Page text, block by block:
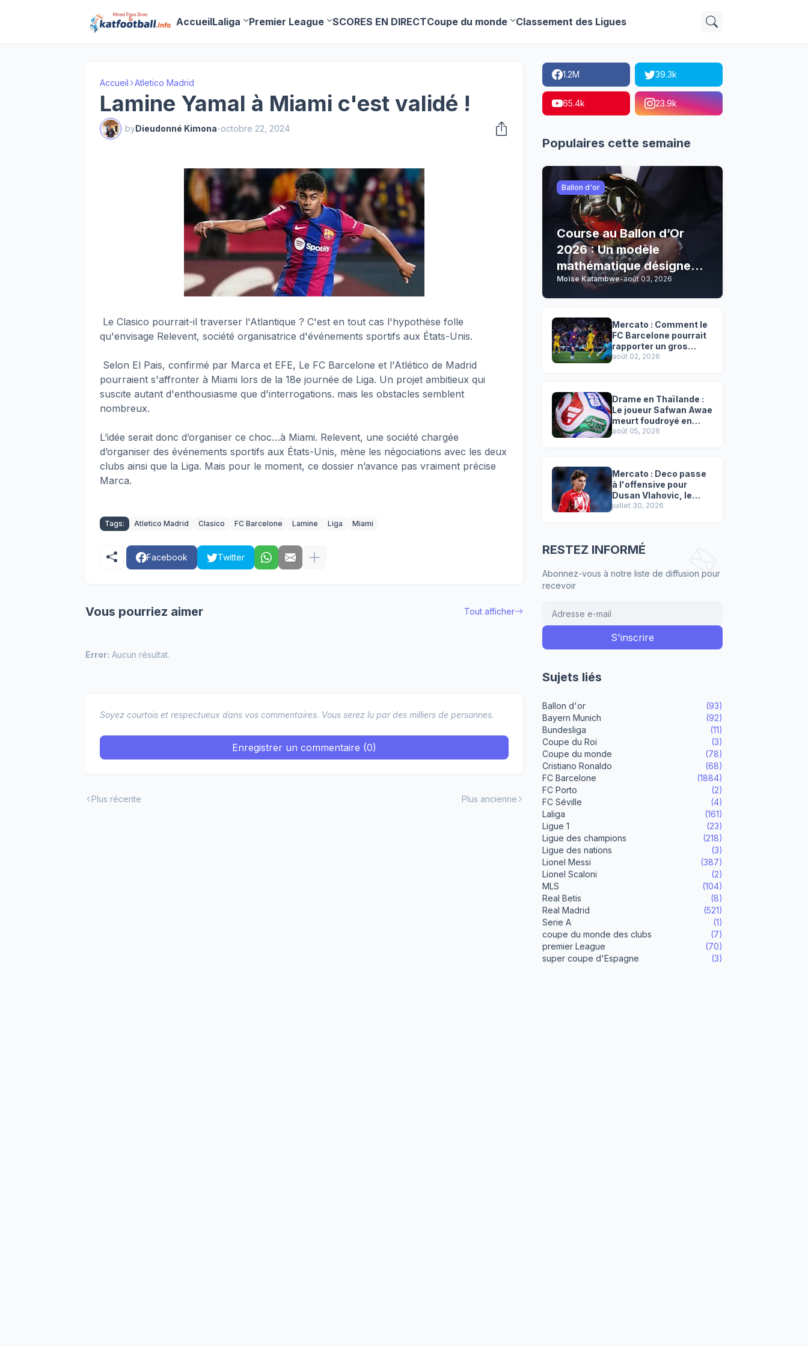
AccueilLaliga Premier League SCORES EN DIRECTCoupe du monde Classement des Ligues
Accueil Atletico Madrid
Lamine Yamal à Miami c'est validé !
byDieudonné Kimona-octobre 22, 2024
Le Clasico pourrait-il traverser l'Atlantique ? C'est en tout cas l'hypothèse folle
qu'envisage Relevent, société organisatrice d'événements sportifs aux États-Unis.
Selon El Pais, confirmé par Marca et EFE, Le FC Barcelone et l'Atlético de Madrid
pourraient s'affronter à Miami lors de la 18e journée de Liga. Un projet ambitieux qui
suscite autant d'enthousiasme que d'interrogations. mais les obstacles semblent
nombreux.
L’idée serait donc d’organiser ce choc…à Miami. Relevent, une société chargée
d’organiser des événements sportifs aux États-Unis, mène les négociations avec les deux
clubs ainsi que la Liga. Mais pour le moment, ce dossier n’avance pas vraiment précise
Marca.
Tags: Atletico Madrid Clasico FC Barcelone Lamine Liga Miami
Facebook Twitter
Vous pourriez aimer Tout afficher
Error: Aucun résultat.
Soyez courtois et respectueux dans vos commentaires. Vous serez lu par des milliers de personnes.
Enregistrer un commentaire (0)
Plus récente Plus ancienne
1.2M 39.3k
65.4k 23.9k
Populaires cette semaine
Ballon d'or
Course au Ballon d’Or
2026 : Un modèle
mathématique désigne
son grand favori !
Moïse Katambwe-août 03, 2026
Mercato : Comment le
FC Barcelone pourrait
rapporter un gros
chèque inespéré à l’OM
août 02, 2026
Drame en Thaïlande :
Le joueur Safwan Awae
meurt foudroyé en
plein match
août 05, 2026
Mercato : Deco passe
à l'offensive pour
Dusan Vlahovic, le
successeur désigné
juillet 30, 2026
RESTEZ INFORMÉ
Abonnez-vous à notre liste de diffusion pour
recevoir
Sujets liés
Ballon d'or
(93)
Bayern Munich
(92)
Bundesliga
(11)
Coupe du Roi
(3)
Coupe du monde
(78)
Cristiano Ronaldo
(68)
FC Barcelone
(1884)
FC Porto
(2)
FC Séville
(4)
Laliga
(161)
Ligue 1
(23)
Ligue des champions
(218)
Ligue des nations
(3)
Lionel Messi
(387)
Lionel Scaloni
(2)
MLS
(104)
Real Betis
(8)
Real Madrid
(521)
Serie A
(1)
coupe du monde des clubs
(7)
premier League
(70)
super coupe d'Espagne
(3)